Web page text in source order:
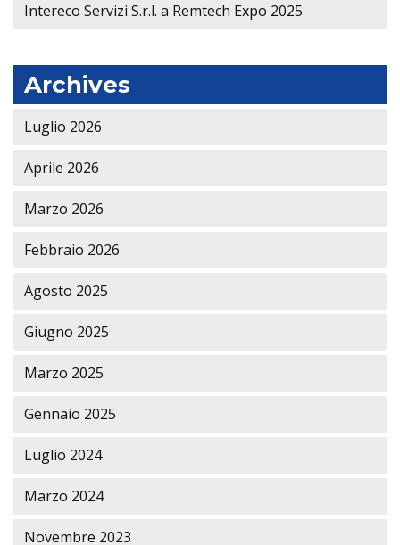
Intereco Servizi S.r.l. a Remtech Expo 2025
Archives
Luglio 2026
Aprile 2026
Marzo 2026
Febbraio 2026
Agosto 2025
Giugno 2025
Marzo 2025
Gennaio 2025
Luglio 2024
Marzo 2024
Novembre 2023